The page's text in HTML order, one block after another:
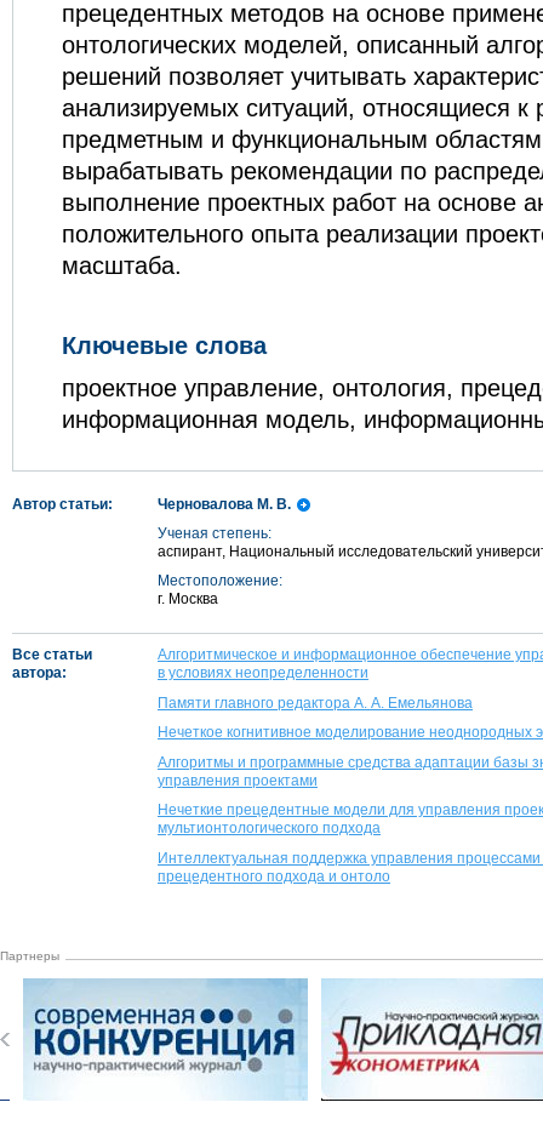
прецедентных методов на основе
онтологических моделей, описанный
решений позволяет учитывать
анализируемых ситуаций, относящиеся к
предметным и функциональным
вырабатывать рекомендации по
выполнение проектных работ на основе
положительного опыта реализации
масштаба.
Ключевые слова
проектное управление, онтология,
информационная модель,
Автор статьи:
Черновалова М. В.
Ученая степень:
аспирант, Национальный исследовательский
Местоположение:
г. Москва
Все статьи
автора:
Алгоритмическое и информационное обеспечение
в условиях неопределенности
Памяти главного редактора А. А. Емельянова
Нечеткое когнитивное моделирование неоднородных
Алгоритмы и программные средства адаптации базы
управления проектами
Нечеткие прецедентные модели для управления
мультионтологического подхода
Интеллектуальная поддержка управления
прецедентного подхода и онтоло
Партнеры